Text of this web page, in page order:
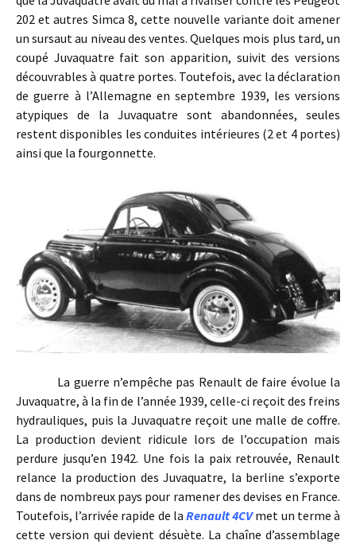
202 et autres Simca 8, cette nouvelle variante doit amener
un sursaut au niveau des ventes. Quelques mois plus tard, un
coupé Juvaquatre fait son apparition, suivit des versions
découvrables à quatre portes. Toutefois, avec la déclaration
de guerre à l’Allemagne en septembre 1939, les versions
atypiques de la Juvaquatre sont abandonnées, seules
restent disponibles les conduites intérieures (2 et 4 portes)
ainsi que la fourgonnette.
La guerre n’empêche pas Renault de faire évolue la
Juvaquatre, à la fin de l’année 1939, celle-ci reçoit des freins
hydrauliques, puis la Juvaquatre reçoit une malle de coffre.
La production devient ridicule lors de l’occupation mais
perdure jusqu’en 1942. Une fois la paix retrouvée, Renault
relance la production des Juvaquatre, la berline s’exporte
dans de nombreux pays pour ramener des devises en France.
Toutefois, l’arrivée rapide de la Renault 4CVmet un terme à
cette version qui devient désuète. La chaîne d’assemblage